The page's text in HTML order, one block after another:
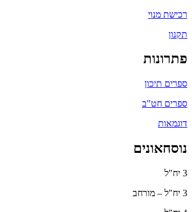
רכישת מנוי
תקנון
פתרונות
ספרים תיכון
ספרים חט"ב
דוגמאות
נוסחאונים
3 יח"ל
3 יח"ל – מורחב